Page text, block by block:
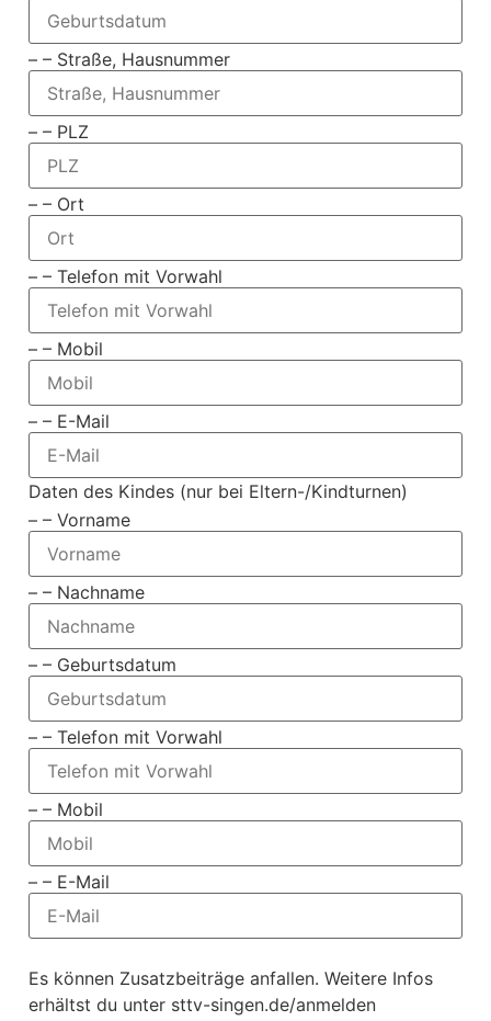
– – Straße, Hausnummer
– – PLZ
– – Ort
– – Telefon mit Vorwahl
– – Mobil
– – E-Mail
Daten des Kindes (nur bei Eltern-/Kindturnen)
– – Vorname
– – Nachname
– – Geburtsdatum
– – Telefon mit Vorwahl
– – Mobil
– – E-Mail
Es können Zusatzbeiträge anfallen. Weitere Infos
erhältst du unter sttv-singen.de/anmelden